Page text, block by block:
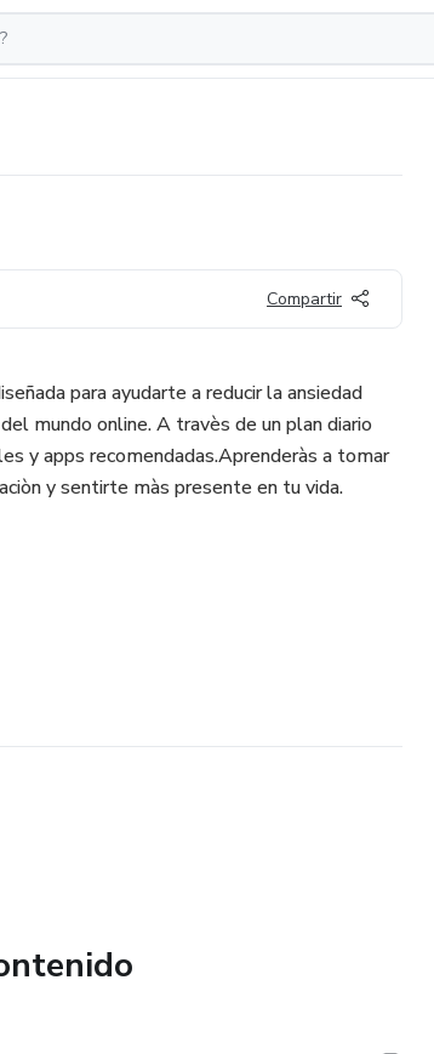
Compartir
para ayudarte a reducir la ansiedad
mundo online. A travès de un plan diario
y apps recomendadas.Aprenderàs a tomar
y sentirte màs presente en tu vida.